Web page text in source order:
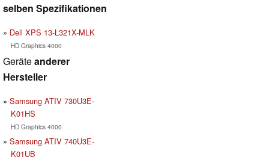
selben Spezifikationen
Dell XPS 13-L321X-MLK
HD Graphics 4000
Geräteanderer
Hersteller
Samsung ATIV 730U3E-
K01HS
HD Graphics 4000
Samsung ATIV 740U3E-
K01UB